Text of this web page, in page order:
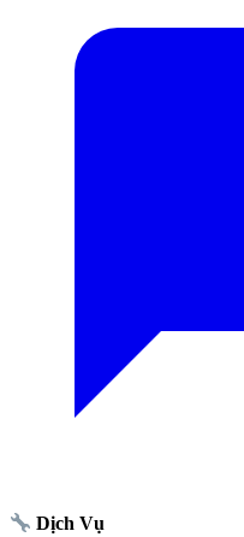
Dịch Vụ